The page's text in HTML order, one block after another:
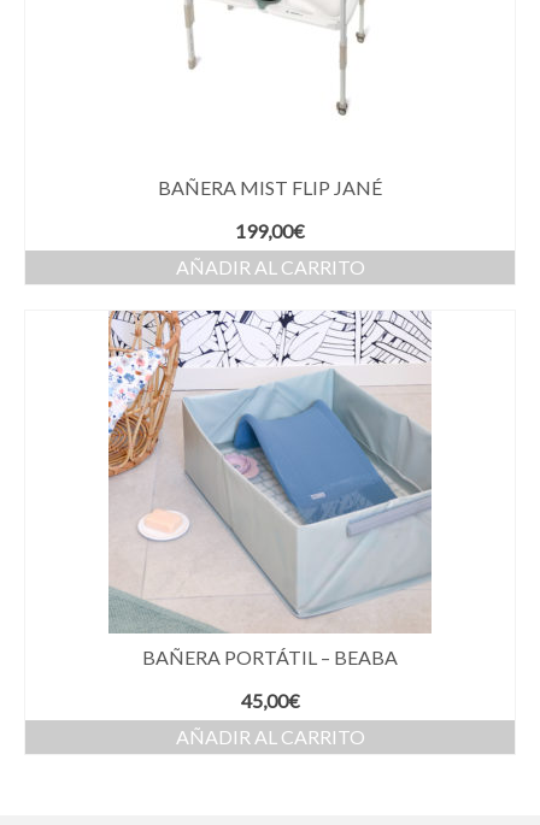
BAÑERA MIST FLIP JANÉ
199,00€
AÑADIR AL CARRITO
BAÑERA PORTÁTIL – BEABA
45,00€
AÑADIR AL CARRITO